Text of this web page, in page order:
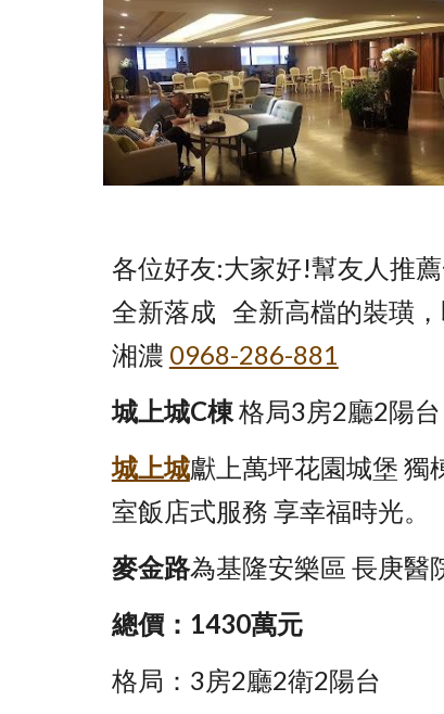
各位好友:大家好!幫友人推
全新落成   全新高檔的裝璜
湘濃 0968-286-881
城上城C棟 格局3房2廳2陽台
城上城獻上萬坪花園城堡 獨
室飯店式服務 享幸福時光。
麥金路為基隆安樂區 長庚醫
總價：1430萬元
格局：3房2廳2衛2陽台